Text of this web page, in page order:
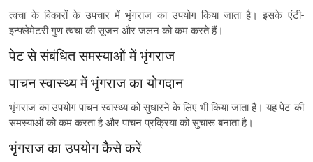
त्वचा के विकारों के उपचार में भृंगराज का उपयोग किया जाता है। इसके एंटी-
इन्फ्लेमेटरी गुण त्वचा की सूजन और जलन को कम करते हैं।
पेट से संबंधित समस्याओं में भृंगराज
पाचन स्वास्थ्य में भृंगराज का योगदान
भृंगराज का उपयोग पाचन स्वास्थ्य को सुधारने के लिए भी किया जाता है। यह पेट की
समस्याओं को कम करता है और पाचन प्रक्रिया को सुचारू बनाता है।
भृंगराज का उपयोग कैसे करें